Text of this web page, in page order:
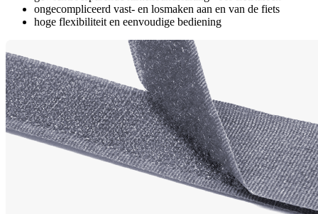
ongecompliceerd vast- en losmaken aan en van de fiets
hoge flexibiliteit en eenvoudige bediening